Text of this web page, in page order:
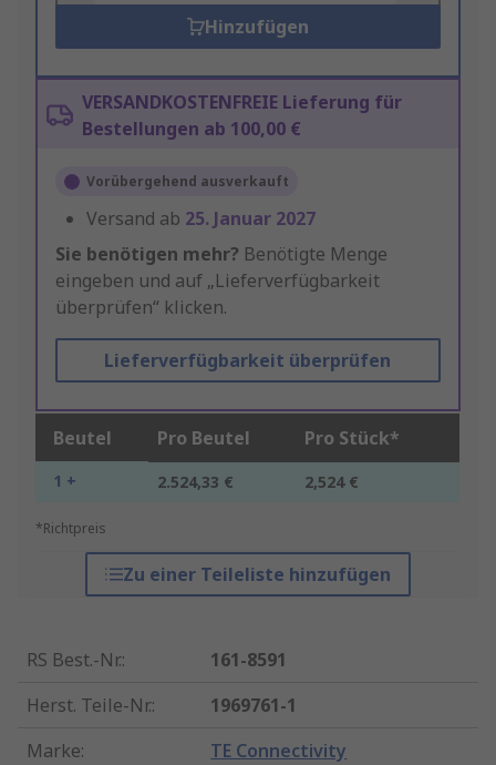
Hinzufügen
VERSANDKOSTENFREIE Lieferung für
Bestellungen ab 100,00 €
Vorübergehend ausverkauft
Versand ab 25. Januar 2027
Sie benötigen mehr? Benötigte Menge
eingeben und auf „Lieferverfügbarkeit
überprüfen“ klicken.
Lieferverfügbarkeit überprüfen
Beutel Pro Beutel Pro Stück*
1 + 2.524,33 € 2,524 €
*Richtpreis
Zu einer Teileliste hinzufügen
RS Best.-Nr.:
161-8591
Herst. Teile-Nr.:
1969761-1
Marke: TE Connectivity